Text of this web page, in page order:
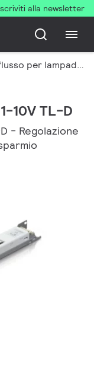
alla newsletter
Alimentatore con regolazione del flusso per lampade fluorescenti
10V TL-D
- Regolazione